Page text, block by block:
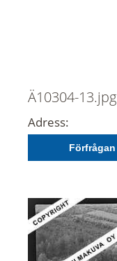
Ä10304-13.jpg
Adress:
Förfrågan